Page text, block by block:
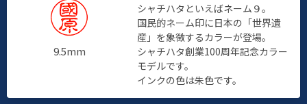
9.5mm
シャチハタといえばネーム９。
国民的ネーム印に日本の「世界遺
産」を象徴するカラーが登場。
シャチハタ創業100周年記念カラー
モデルです。
インクの色は朱色です。